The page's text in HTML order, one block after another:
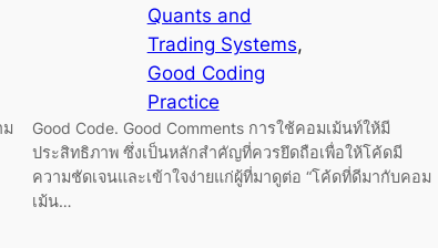
ม
Quants and
Trading Systems
Good Coding
Practice
Good Code. Good Comments การใช้คอมเม้นท์ให้มี
ประสิทธิภาพ ซึ่งเป็นหลักสำคัญที่ควรยึดถือเพื่อให้โค้ดมี
ความชัดเจนและเข้าใจง่ายแก่ผู้ที่มาดูต่อ “โค้ดที่ดีมากับคอม
เม้น…